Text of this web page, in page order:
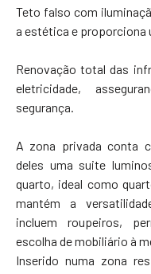
Teto falso com
a estética e proporciona
Renovação total das
eletricidade,
segurança.
A zona privada conta
deles uma suite
quarto, ideal como
mantém a
incluem roupeiros,
escolha de mobiliário à
Inserido numa zona